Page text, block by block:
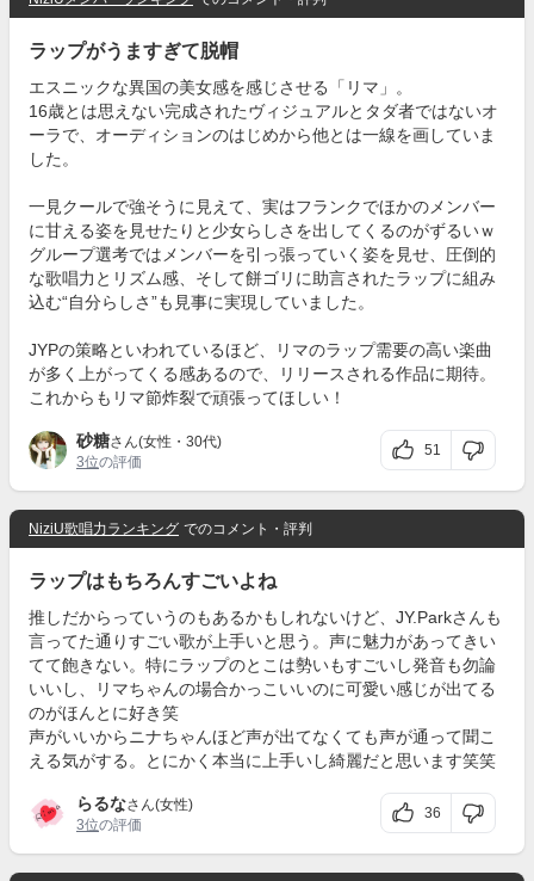
ラップがうますぎて脱帽
エスニックな異国の美女感を感じさせる「リマ」。
16歳とは思えない完成されたヴィジュアルとタダ者ではないオ
ーラで、オーディションのはじめから他とは一線を画していま
した。
一見クールで強そうに見えて、実はフランクでほかのメンバー
に甘える姿を見せたりと少女らしさを出してくるのがずるいｗ
グループ選考ではメンバーを引っ張っていく姿を見せ、圧倒的
な歌唱力とリズム感、そして餅ゴリに助言されたラップに組み
込む“自分らしさ”も見事に実現していました。
JYPの策略といわれているほど、リマのラップ需要の高い楽曲
が多く上がってくる感あるので、リリースされる作品に期待。
これからもリマ節炸裂で頑張ってほしい！
砂糖さん(女性・30代)
3位の評価
51
NiziU歌唱力ランキング でのコメント・評判
ラップはもちろんすごいよね
推しだからっていうのもあるかもしれないけど、JY.Parkさんも
言ってた通りすごい歌が上手いと思う。声に魅力があってきい
てて飽きない。特にラップのとこは勢いもすごいし発音も勿論
いいし、リマちゃんの場合かっこいいのに可愛い感じが出てる
のがほんとに好き笑
声がいいからニナちゃんほど声が出てなくても声が通って聞こ
える気がする。とにかく本当に上手いし綺麗だと思います笑笑
らるなさん(女性)
3位の評価
36